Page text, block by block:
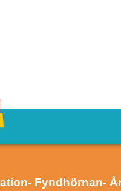
- Fyndhörnan-